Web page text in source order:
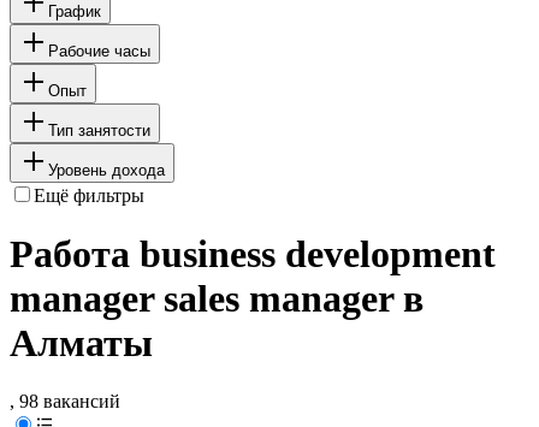
График
Рабочие часы
Опыт
Тип занятости
Уровень дохода
Ещё фильтры
Работа business development
manager sales manager в
Алматы
, 98 вакансий